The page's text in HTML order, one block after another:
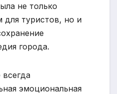
не только
для туристов, но и
города.
всегда
эмоциональная